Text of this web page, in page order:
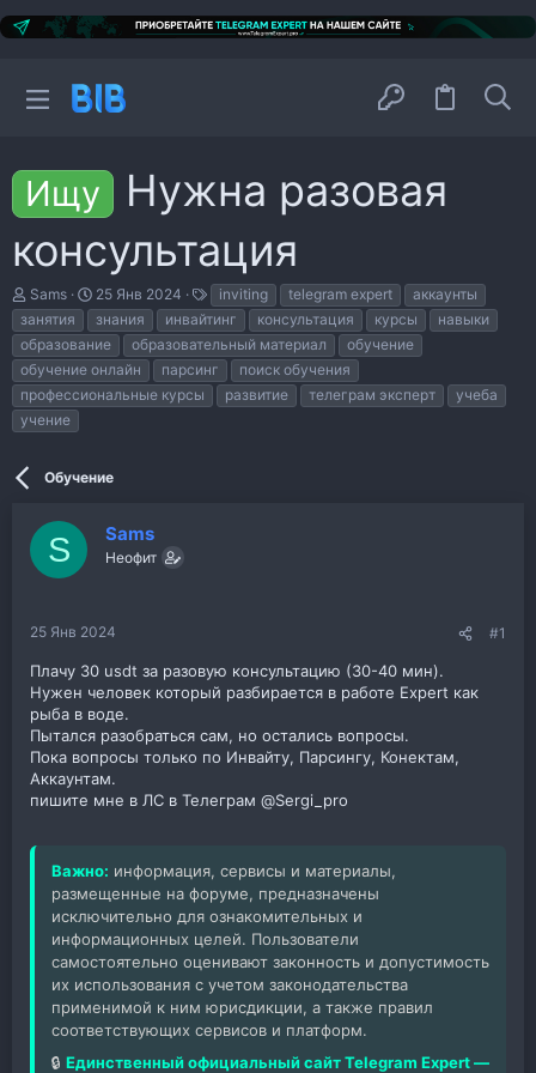
Ищу
Нужна разовая
консультация
А
в
т
о
р
т
е
м
Sams
Д
а
т
а
н
а
ч
25 Янв 2024
е
г
и
inviting telegram expert
аккаунты
занятия
знания инвайтинг консультация курсы
навыки
образование
образовательный материал
обучение
обучение онлайн
парсинг
поиск обучения
профессиональные курсы
развитие телеграм эксперт
учеба
учение
Обучение
S Sams
Неофит
25 Янв 2024 #1
Плачу 30 usdt за разовую консультацию (30-40 мин).
Нужен человек который разбирается в работе Expert как
рыба в воде.
Пытался разобраться сам, но остались вопросы.
Пока вопросы только по Инвайту, Парсингу, Конектам,
Аккаунтам.
пишите мне в ЛС в Телеграм @Sergi_pro
Важно: информация, сервисы и материалы,
размещенные на форуме, предназначены
исключительно для ознакомительных и
информационных целей. Пользователи
самостоятельно оценивают законность и допустимость
их использования с учетом законодательства
применимой к ним юрисдикции, а также правил
соответствующих сервисов и платформ.
🔒 Единственный официальный сайт Telegram Expert —